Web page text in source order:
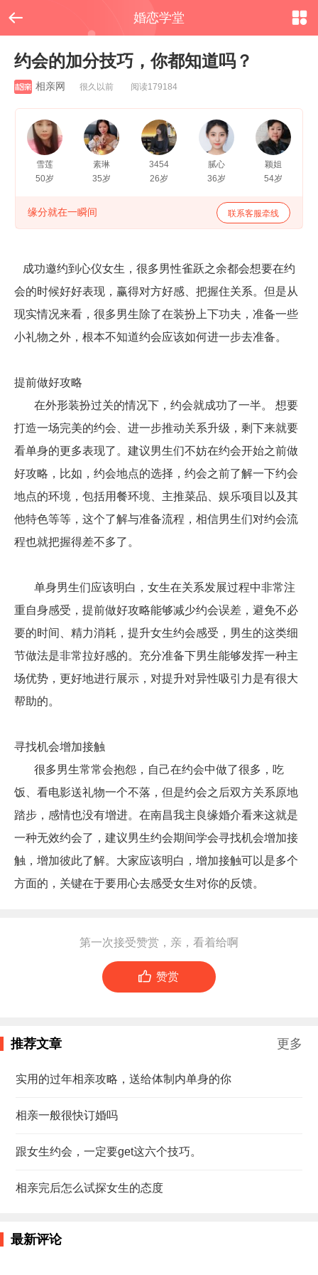
 婚恋学堂
约会的加分技巧，你都知道吗？
相亲网 很久以前 阅读179184
雪莲
50岁
素琳
35岁
3454
26岁
腻心
36岁
颖姐
54岁
缘分就在一瞬间 联系客服牵线
成功邀约到心仪女生，很多男性雀跃之余都会想要在约
会的时候好好表现，赢得对方好感、把握住关系。但是从
现实情况来看，很多男生除了在装扮上下功夫，准备一些
小礼物之外，根本不知道约会应该如何进一步去准备。
提前做好攻略
在外形装扮过关的情况下，约会就成功了一半。 想要
打造一场完美的约会、进一步推动关系升级，剩下来就要
看单身的更多表现了。建议男生们不妨在约会开始之前做
好攻略，比如，约会地点的选择，约会之前了解一下约会
地点的环境，包括用餐环境、主推菜品、娱乐项目以及其
他特色等等，这个了解与准备流程，相信男生们对约会流
程也就把握得差不多了。
单身男生们应该明白，女生在关系发展过程中非常注
重自身感受，提前做好攻略能够减少约会误差，避免不必
要的时间、精力消耗，提升女生约会感受，男生的这类细
节做法是非常拉好感的。充分准备下男生能够发挥一种主
场优势，更好地进行展示，对提升对异性吸引力是有很大
帮助的。
寻找机会增加接触
很多男生常常会抱怨，自己在约会中做了很多，吃
饭、看电影送礼物一个不落，但是约会之后双方关系原地
踏步，感情也没有增进。在南昌我主良缘婚介看来这就是
一种无效约会了，建议男生约会期间学会寻找机会增加接
触，增加彼此了解。大家应该明白，增加接触可以是多个
方面的，关键在于要用心去感受女生对你的反馈。
第一次接受赞赏，亲，看着给啊
 赞赏
推荐文章 更多
实用的过年相亲攻略，送给体制内单身的你
相亲一般很快订婚吗
跟女生约会，一定要get这六个技巧。
相亲完后怎么试探女生的态度
最新评论
